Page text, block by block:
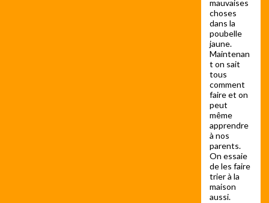
mauvaises
choses
dans la
poubelle
jaune.
Maintenan
t on sait
tous
comment
faire et on
peut
même
apprendre
à nos
parents.
On essaie
de les faire
trier à la
maison
aussi.